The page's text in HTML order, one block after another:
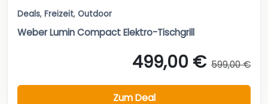
Deals, Freizeit, Outdoor
Weber Lumin Compact Elektro-Tischgrill
499,00 € 599,00 €
Zum Deal